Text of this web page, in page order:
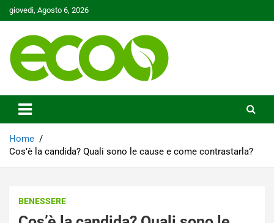
Skip
to
giovedì, Agosto 6, 2026
Ecoo.it
Home
Cos’è la candida? Quali sono le cause e come contrastarla?
BENESSERE